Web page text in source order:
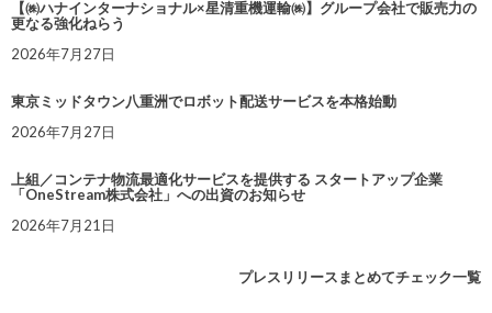
【㈱ハナインターナショナル×星清重機運輸㈱】グループ会社で販売力の
更なる強化ねらう
2026年7月27日
東京ミッドタウン八重洲でロボット配送サービスを本格始動
2026年7月27日
上組／コンテナ物流最適化サービスを提供する スタートアップ企業
「OneStream株式会社」への出資のお知らせ
2026年7月21日
プレスリリースまとめてチェック一覧